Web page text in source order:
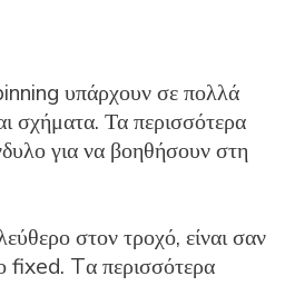
υπάρχουν σε πολλά
σχήματα. Τα περισσότερα
για να βοηθήσουν στη
στον τροχό, είναι σαν
fixed. Tα περισσότερα